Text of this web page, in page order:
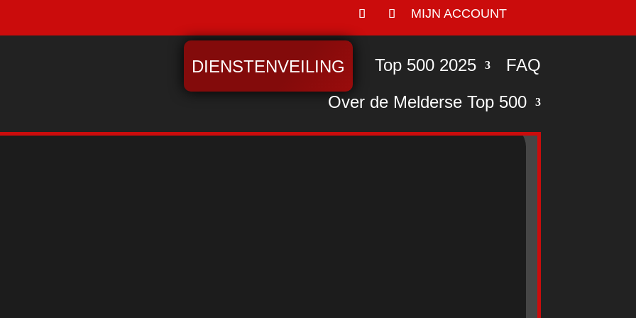
MIJN ACCOUNT
DIENSTENVEILING Top 500 2025
FAQ
Over de Melderse Top 500